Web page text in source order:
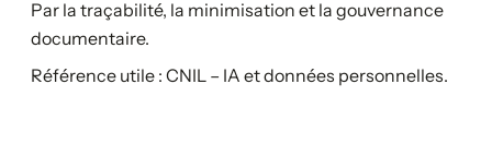
Par la traçabilité, la minimisation et la gouvernance
documentaire.
Référence utile : CNIL – IA et données personnelles.